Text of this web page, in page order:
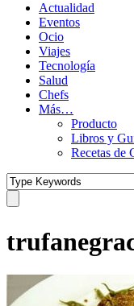
Actualidad
Eventos
Ocio
Viajes
Tecnología
Salud
Chefs
Más…
Producto
Libros y
Recetas de